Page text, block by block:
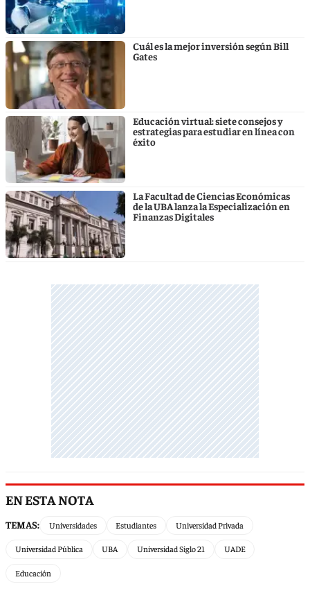
Cuál es la mejor inversión según Bill
Gates
Educación virtual: siete consejos y
estrategias para estudiar en línea con
éxito
La Facultad de Ciencias Económicas
de la UBA lanza la Especialización en
Finanzas Digitales
EN ESTA NOTA
TEMAS: Universidades Estudiantes Universidad Privada
Universidad Pública UBA Universidad Siglo 21 UADE
Educación